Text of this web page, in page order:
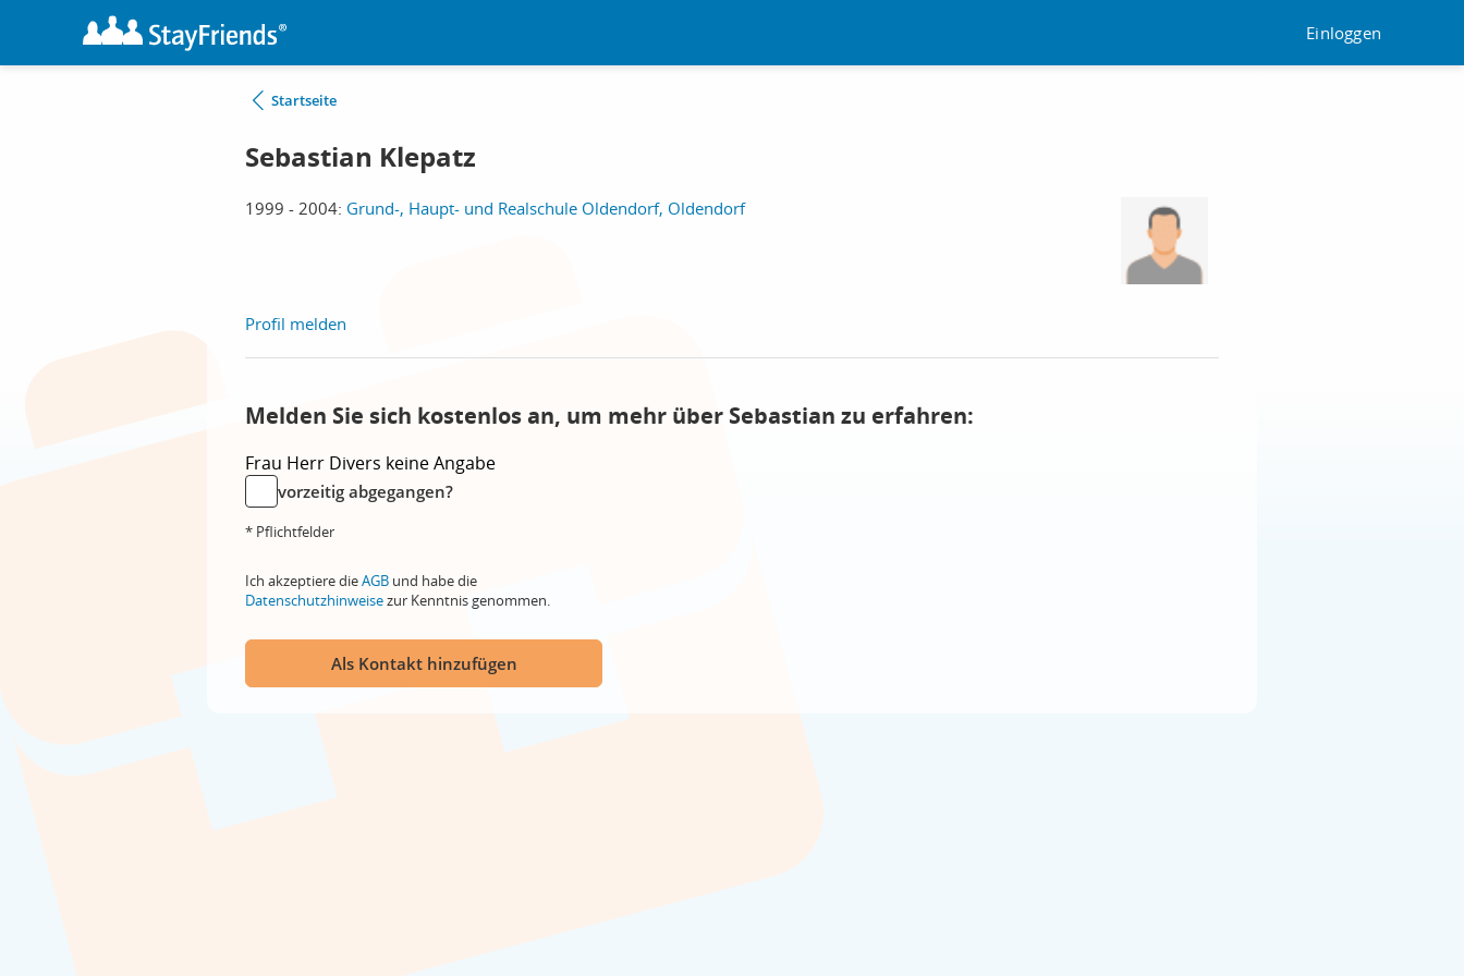
Einloggen
Startseite
Sebastian Klepatz
1999 - 2004: Grund-, Haupt- und Realschule Oldendorf, Oldendorf
Profil melden
Melden Sie sich kostenlos an, um mehr über Sebastian zu erfahren:
Frau Herr Divers keine Angabe
vorzeitig abgegangen?
* Pflichtfelder
Ich akzeptiere dieAGB und habe die
Datenschutzhinweisezur Kenntnis genommen.
Als Kontakt hinzufügen